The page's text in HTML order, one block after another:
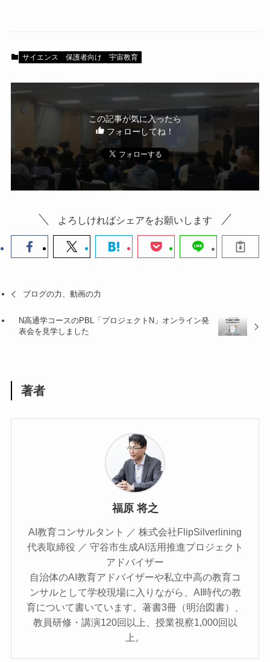
e
b
k
er
サイエンス 保護者向け 宇宙教育
この記事が気に入ったら
フォローしてね！
よろしければシェアをお願いします
ブログの力、動画の力
N高通学コースのPBL「プロジェクトN」オンライン発
表会を見学しました
著者
福原 将之
AI教育コンサルタント ／ 株式会社FlipSilverlining
代表取締役 ／ 守谷市生成AI活用推進プロジェクト
アドバイザー
自治体のAI教育アドバイザーや私立中高の教育コ
ンサルとして学校現場に入りながら、AI時代の教
育について書いています。著書3冊（明治図書）、
教員研修・講演120回以上、授業視察1,000回以
上。